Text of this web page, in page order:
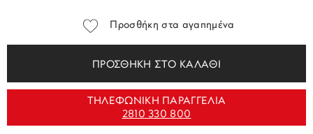
Προσθήκη στα αγαπημένα
ΠΡΟΣΘΗΚΗ ΣΤΟ ΚΑΛΑΘΙ
ΤΗΛΕΦΩΝΙΚΗ ΠΑΡΑΓΓΕΛΙΑ
2810 330 800